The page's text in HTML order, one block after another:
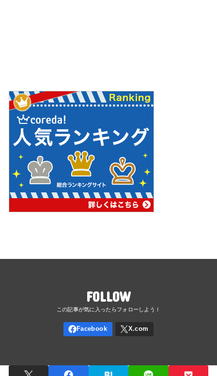
FOLLOW